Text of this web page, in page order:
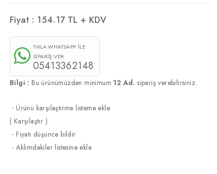
Fiyat : 154.17TL + KDV
TIKLA WHATSAPP İLE
SİPARİŞ VER
05413362148
Bilgi : Bu ürünümüzden minimum12 Ad. sipariş verebilirsiniz.
·Ürünü karşılaştırma listeme ekle
( Karşılaştır )
·Fiyatı düşünce bildir
·Aklımdakiler listesine ekle